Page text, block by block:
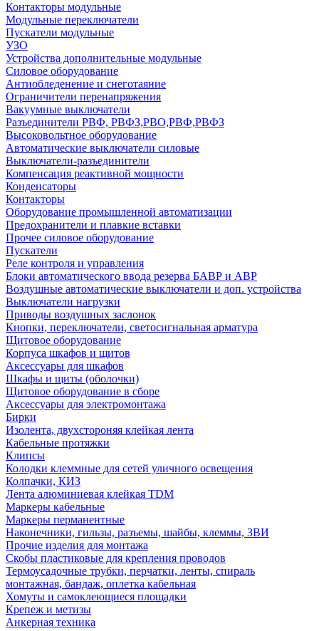
Контакторы модульные
Модульные переключатели
Пускатели модульные
УЗО
Устройства дополнительные модульные
Силовое оборудование
Антиобледенение и снеготаяние
Ограничители перенапряжения
Вакуумные выключатели
Разъединители РВФ, РВФЗ,РВО,РВФ,РВФЗ
Высоковольтное оборудование
Автоматические выключатели cиловые
Выключатели-разъединители
Компенсация реактивной мощности
Конденсаторы
Контакторы
Оборудование промышленной автоматизации
Предохранители и плавкие вставки
Прочее силовое оборудование
Пускатели
Реле контроля и управления
Блоки автоматического ввода резерва БАВР и АВР
Воздушные автоматические выключатели и доп. устройства
Выключатели нагрузки
Приводы воздушных заслонок
Кнопки, переключатели, светосигнальная арматура
Щитовое оборудование
Корпуса шкафов и щитов
Аксессуары для шкафов
Шкафы и щиты (оболочки)
Щитовое оборудование в сборе
Аксессуары для электромонтажа
Бирки
Изолента, двухстороняя клейкая лента
Кабельные протяжки
Клипсы
Колодки клеммные для сетей уличного освещения
Колпачки, КИЗ
Лента алюминиевая клейкая TDM
Маркеры кабельные
Маркеры перманентные
Наконечники, гильзы, разъемы, шайбы, клеммы, ЗВИ
Прочие изделия для монтажа
Скобы пластиковые для крепления проводов
Термоусадочные трубки, перчатки, ленты, спираль
монтажная, бандаж, оплетка кабельная
Хомуты и самоклеющиеся площадки
Крепеж и метизы
Анкерная техника